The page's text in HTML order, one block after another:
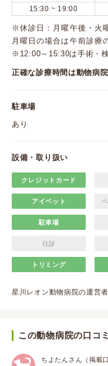
15:30 ~ 19:00
※休診日：月曜午後・
月曜日の場合は午前診
※12:00～15:30は手術・
正確な診療時間は動物病
駐車場
あり
設備・取り扱い
クレジットカード
アイペット
駐車場
往診
トリミング
星川レオン動物病院の運営
この動物病院の口コ
ちよたんさん（掲載